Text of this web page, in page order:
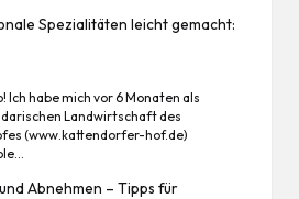
Spezialitäten leicht gemacht:
Ich habe mich vor 6 Monaten als
Landwirtschaft des
(www.kattendorfer-hof.de)
Abnehmen – Tipps für